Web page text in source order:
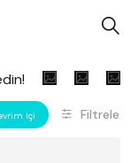
A
Içi Filtrele